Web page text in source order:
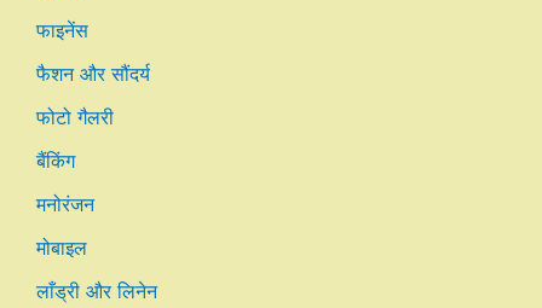
फाइनेंस
फैशन और सौंदर्य
फोटो गैलरी
बैंकिंग
मनोरंजन
मोबाइल
लाँड्री और लिनेन